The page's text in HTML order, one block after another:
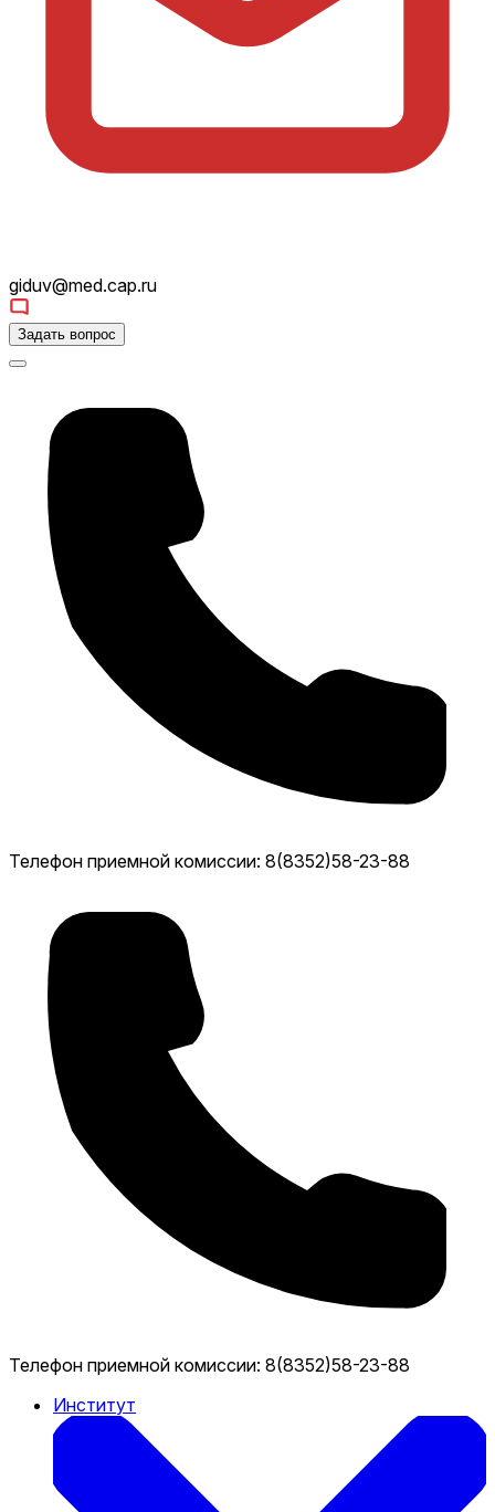
giduv@med.cap.ru
Задать вопрос
Телефон приемной комиссии: 8(8352)58-23-88
Телефон приемной комиссии: 8(8352)58-23-88
Институт